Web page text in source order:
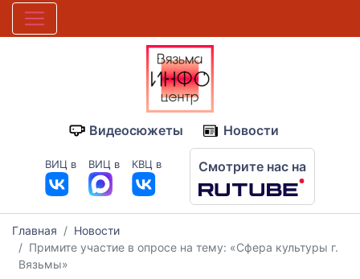
Видеосюжеты Новости
ВИЦ в ВИЦ в КВЦ в Смотрите нас на
Главная
Новости
Примите участие в опросе на тему: «Сфера культуры г.
Вязьмы»